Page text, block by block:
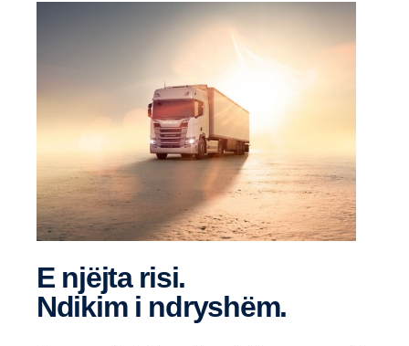
E njëjta risi.
Ndikim i ndryshëm.